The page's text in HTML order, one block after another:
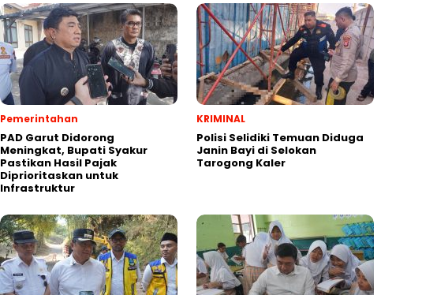
Pemerintahan
PAD Garut Didorong
Meningkat, Bupati Syakur
Pastikan Hasil Pajak
Diprioritaskan untuk
Infrastruktur
KRIMINAL
Polisi Selidiki Temuan Diduga
Janin Bayi di Selokan
Tarogong Kaler